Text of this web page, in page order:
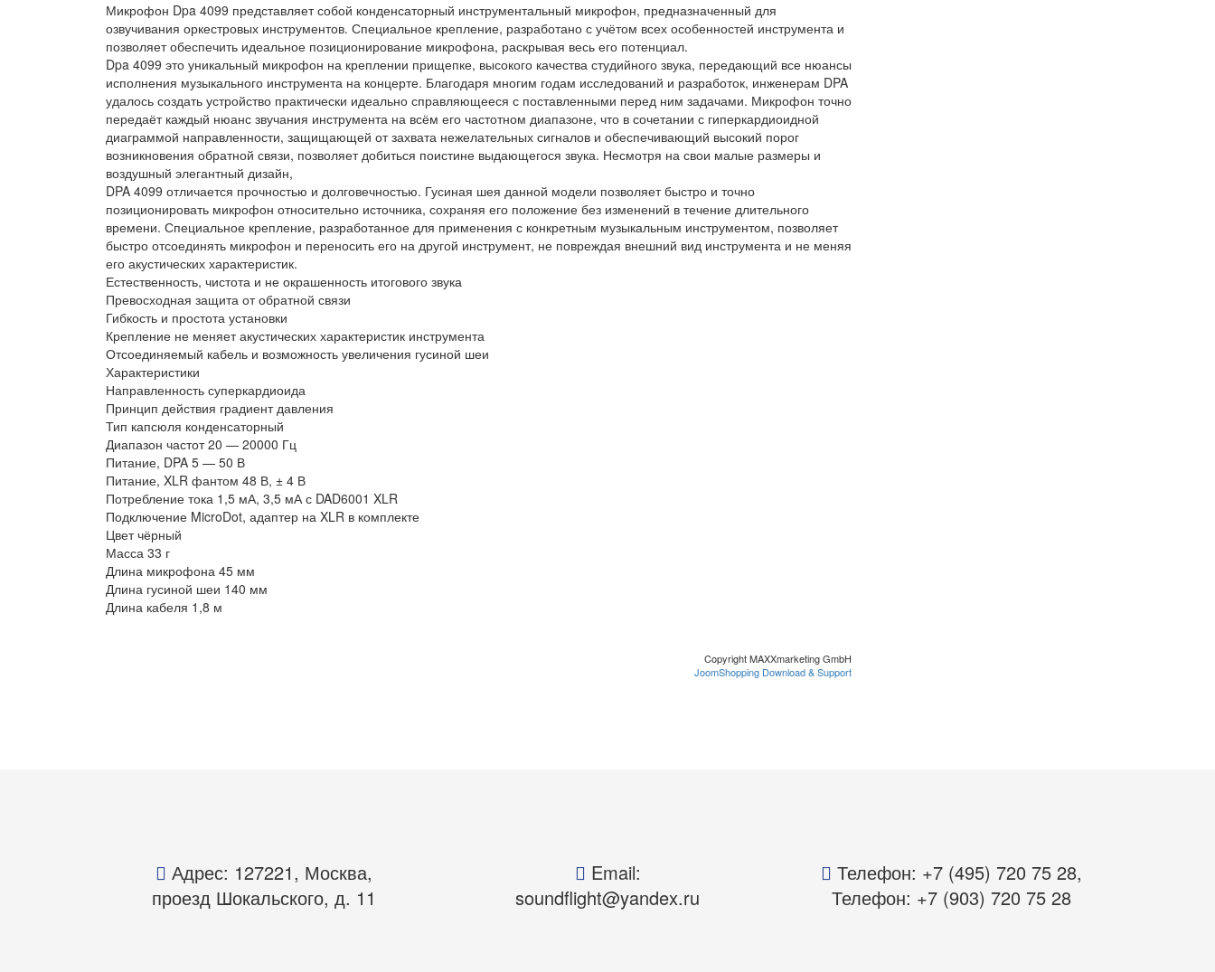
Микрофон Dpa 4099 представляет собой конденсаторный инструментальный микрофон, предназначенный для
озвучивания оркестровых инструментов. Специальное крепление, разработано с учётом всех особенностей инструмента и
позволяет обеспечить идеальное позиционирование микрофона, раскрывая весь его потенциал.
Dpa 4099 это уникальный микрофон на креплении прищепке, высокого качества студийного звука, передающий все нюансы
исполнения музыкального инструмента на концерте. Благодаря многим годам исследований и разработок, инженерам DPA
удалось создать устройство практически идеально справляющееся с поставленными перед ним задачами. Микрофон точно
передаёт каждый нюанс звучания инструмента на всём его частотном диапазоне, что в сочетании с гиперкардиоидной
диаграммой направленности, защищающей от захвата нежелательных сигналов и обеспечивающий высокий порог
возникновения обратной связи, позволяет добиться поистине выдающегося звука. Несмотря на свои малые размеры и
воздушный элегантный дизайн,
DPA 4099 отличается прочностью и долговечностью. Гусиная шея данной модели позволяет быстро и точно
позиционировать микрофон относительно источника, сохраняя его положение без изменений в течение длительного
времени. Специальное крепление, разработанное для применения с конкретным музыкальным инструментом, позволяет
быстро отсоединять микрофон и переносить его на другой инструмент, не повреждая внешний вид инструмента и не меняя
его акустических характеристик.
Естественность, чистота и не окрашенность итогового звука
Превосходная защита от обратной связи
Гибкость и простота установки
Крепление не меняет акустических характеристик инструмента
Отсоединяемый кабель и возможность увеличения гусиной шеи
Характеристики
Направленность суперкардиоида
Принцип действия градиент давления
Тип капсюля конденсаторный
Диапазон частот 20 — 20000 Гц
Питание, DPA 5 — 50 В
Питание, XLR фантом 48 В, ± 4 В
Потребление тока 1,5 мА, 3,5 мА с DAD6001 XLR
Подключение MicroDot, адаптер на XLR в комплекте
Цвет чёрный
Масса 33 г
Длина микрофона 45 мм
Длина гусиной шеи 140 мм
Длина кабеля 1,8 м
Copyright MAXXmarketing GmbH
JoomShopping Download & Support
Адрес: 127221, Москва,
проезд Шокальского, д. 11
Email:
soundflight@yandex.ru
Телефон: +7 (495) 720 75 28,
Телефон: +7 (903) 720 75 28